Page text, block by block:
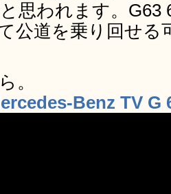
思われます。G63
公道を乗り回せ
。
Benz TV G